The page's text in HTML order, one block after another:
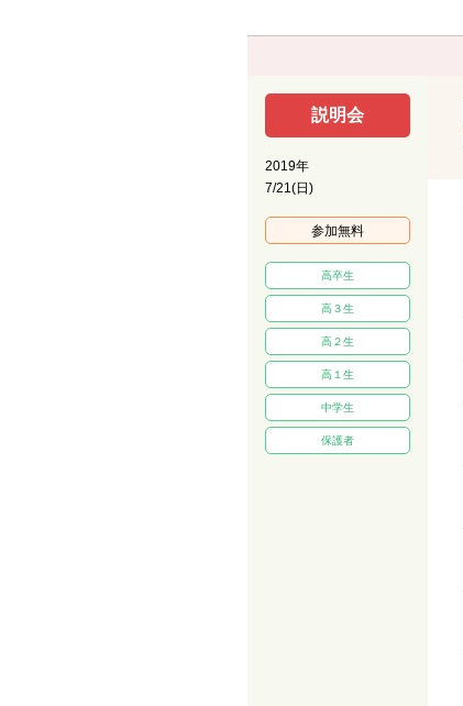
説明会
2019年
7/21(日)
参加無料
高卒生
高３生
高２生
高１生
中学生
保護者